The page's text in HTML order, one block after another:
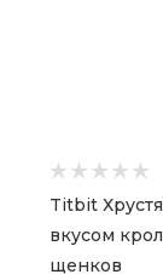
Titbit
вкусом
щенков